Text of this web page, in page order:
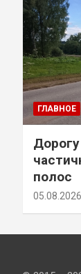
ГЛАВНОЕ
полос
05.08.2026